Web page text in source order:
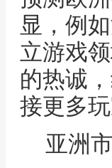
显，例
立游戏
的热诚
接更多
亚洲